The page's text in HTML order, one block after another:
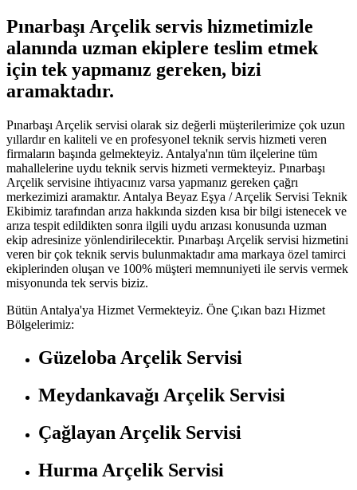
Pınarbaşı Arçelik servis hizmetimizle
alanında uzman ekiplere teslim etmek
için tek yapmanız gereken, bizi
aramaktadır.
Pınarbaşı Arçelik servisi olarak siz değerli müşterilerimize çok uzun
yıllardır en kaliteli ve en profesyonel teknik servis hizmeti veren
firmaların başında gelmekteyiz. Antalya'nın tüm ilçelerine tüm
mahallelerine uydu teknik servis hizmeti vermekteyiz. Pınarbaşı
Arçelik servisine ihtiyacınız varsa yapmanız gereken çağrı
merkezimizi aramaktır. Antalya Beyaz Eşya / Arçelik Servisi Teknik
Ekibimiz tarafından arıza hakkında sizden kısa bir bilgi istenecek ve
arıza tespit edildikten sonra ilgili uydu arızası konusunda uzman
ekip adresinize yönlendirilecektir. Pınarbaşı Arçelik servisi hizmetini
veren bir çok teknik servis bulunmaktadır ama markaya özel tamirci
ekiplerinden oluşan ve 100% müşteri memnuniyeti ile servis vermek
misyonunda tek servis biziz.
Bütün Antalya'ya Hizmet Vermekteyiz. Öne Çıkan bazı Hizmet
Bölgelerimiz:
Güzeloba Arçelik Servisi
Meydankavağı Arçelik Servisi
Çağlayan Arçelik Servisi
Hurma Arçelik Servisi